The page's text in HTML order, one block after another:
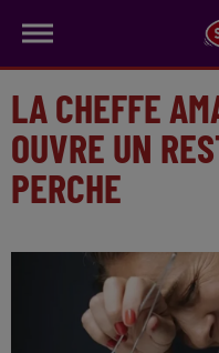
LA CHEFFE
OUVRE UN
PERCHE